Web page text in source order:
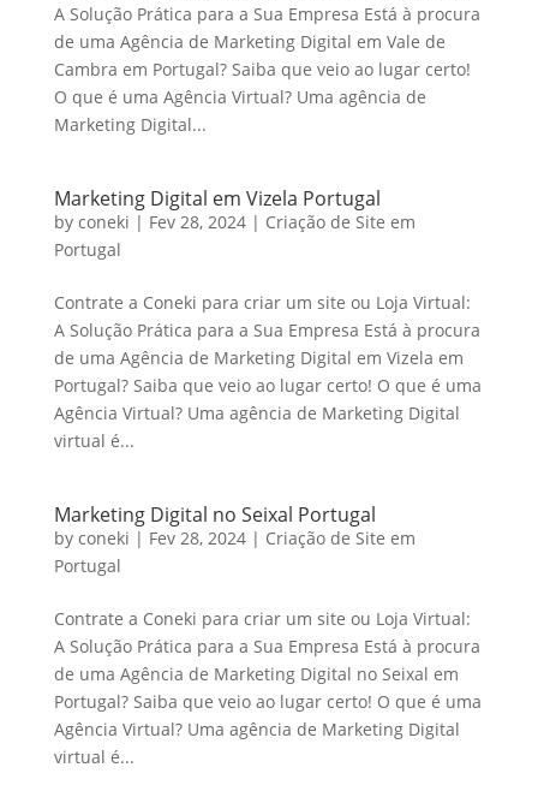
A Solução Prática para a Sua Empresa Está à procura
de uma Agência de Marketing Digital em Vale de
Cambra em Portugal? Saiba que veio ao lugar certo!
O que é uma Agência Virtual? Uma agência de
Marketing Digital...
Marketing Digital em Vizela Portugal
by coneki | Fev 28, 2024| Criação de Site em
Portugal
Contrate a Coneki para criar um site ou Loja Virtual:
A Solução Prática para a Sua Empresa Está à procura
de uma Agência de Marketing Digital em Vizela em
Portugal? Saiba que veio ao lugar certo! O que é uma
Agência Virtual? Uma agência de Marketing Digital
virtual é...
Marketing Digital no Seixal Portugal
by coneki | Fev 28, 2024| Criação de Site em
Portugal
Contrate a Coneki para criar um site ou Loja Virtual:
A Solução Prática para a Sua Empresa Está à procura
de uma Agência de Marketing Digital no Seixal em
Portugal? Saiba que veio ao lugar certo! O que é uma
Agência Virtual? Uma agência de Marketing Digital
virtual é...